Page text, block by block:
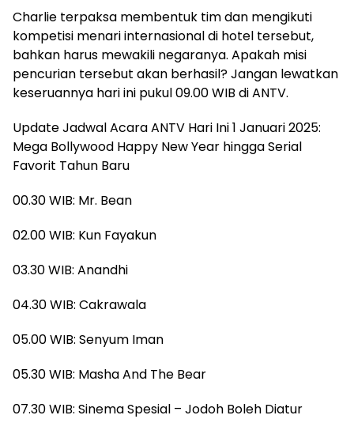
Charlie terpaksa membentuk tim dan mengikuti
kompetisi menari internasional di hotel tersebut,
bahkan harus mewakili negaranya. Apakah misi
pencurian tersebut akan berhasil? Jangan lewatkan
keseruannya hari ini pukul 09.00 WIB di ANTV.
Update Jadwal Acara ANTV Hari Ini 1 Januari 2025:
Mega Bollywood Happy New Year hingga Serial
Favorit Tahun Baru
00.30 WIB: Mr. Bean
02.00 WIB: Kun Fayakun
03.30 WIB: Anandhi
04.30 WIB: Cakrawala
05.00 WIB: Senyum Iman
05.30 WIB: Masha And The Bear
07.30 WIB: Sinema Spesial – Jodoh Boleh Diatur